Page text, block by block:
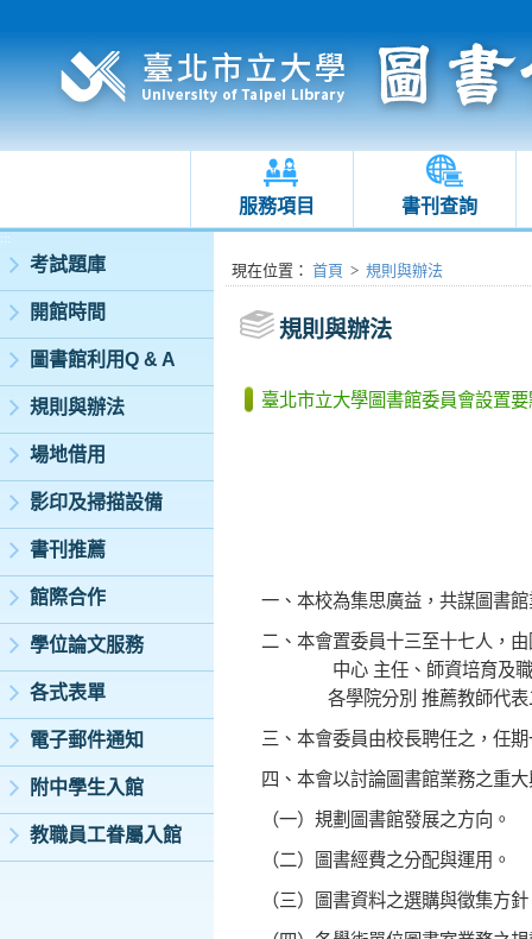
服務項目 書刊查詢
:::
考試題庫
開館時間
圖書館利用Q & A
規則與辦法
場地借用
影印及掃描設備
書刊推薦
館際合作
學位論文服務
各式表單
電子郵件通知
附中學生入館
教職員工眷屬入館
:::現在位置 ： 首頁 > 規則與辦法
規則與辦法
臺北市立大學圖書館委員會設置要
一、本校為集思廣益，共謀圖書
二、本會置委員十三至十七人，
中心 主任、師資培育及職涯
各學院分別 推薦教師代表二
三、本會委員由校長聘任之，任
四、本會以討論圖書館業務之重
（一）規劃圖書館發展之方向。
（二）圖書經費之分配與運用。
（三）圖書資料之選購與徵集方